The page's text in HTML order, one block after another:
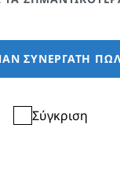
Σύγκριση